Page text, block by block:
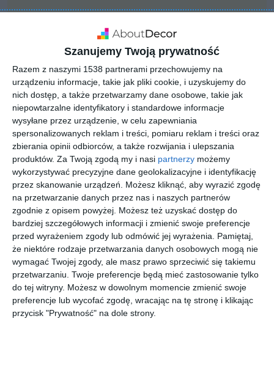
Szanujemy Twoją prywatność
Razem z naszymi 1538 partnerami przechowujemy na
urządzeniu informacje, takie jak pliki cookie, i uzyskujemy do
nich dostęp, a także przetwarzamy dane osobowe, takie jak
niepowtarzalne identyfikatory i standardowe informacje
wysyłane przez urządzenie, w celu zapewniania
spersonalizowanych reklam i treści, pomiaru reklam i treści oraz
zbierania opinii odbiorców, a także rozwijania i ulepszania
produktów. Za Twoją zgodą my i nasi partnerzy możemy
wykorzystywać precyzyjne dane geolokalizacyjne i identyfikację
przez skanowanie urządzeń. Możesz kliknąć, aby wyrazić zgodę
na przetwarzanie danych przez nas i naszych partnerów
zgodnie z opisem powyżej. Możesz też uzyskać dostęp do
bardziej szczegółowych informacji i zmienić swoje preferencje
przed wyrażeniem zgody lub odmówić jej wyrażenia. Pamiętaj,
że niektóre rodzaje przetwarzania danych osobowych mogą nie
wymagać Twojej zgody, ale masz prawo sprzeciwić się takiemu
przetwarzaniu. Twoje preferencje będą mieć zastosowanie tylko
do tej witryny. Możesz w dowolnym momencie zmienić swoje
preferencje lub wycofać zgodę, wracając na tę stronę i klikając
przycisk "Prywatność" na dole strony.
INSPIRACJA
Pokój nastolatka na
poddaszu
Pokój nastolatka na poddaszu z oknami dachowymi firmy
Fakro.
AUTOR:FAKRO
DODAJ DO ULUBIONYCH
UDOSTĘPNIJ